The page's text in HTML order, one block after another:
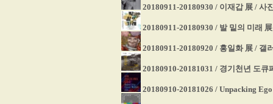
20180911-20180930 / 이재갑 展 / 사
20180911-20180930 / 발 밑의 미래
20180911-20180920 / 홍일화 展 / 갤
20180910-20181031 / 경기천년 도
20180910-20181026 / Unpacking